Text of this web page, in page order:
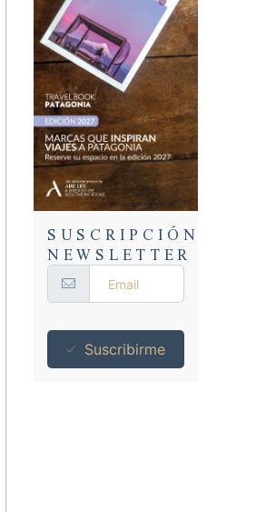
SUSCRIPCIÓN
NEWSLETTER
Suscribirme